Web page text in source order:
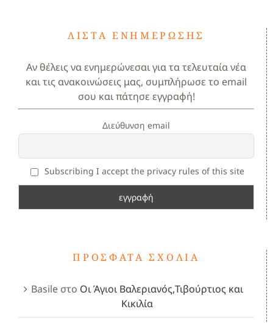
ΛΊΣΤΑ ΕΝΗΜΈΡΩΣΗΣ
Αν θέλεις να ενημερώνεσαι για τα τελευταία νέα
και τις ανακοινώσεις μας, συμπλήρωσε το email
σου και πάτησε εγγραφή!
Διεύθυνση email
Subscribing I accept the privacy rules of this site
ΠΡΌΣΦΑΤΑ ΣΧΌΛΙΑ
Basileστο Οι Άγιοι Βαλεριανός,Τιβούρτιος και
Κικιλία